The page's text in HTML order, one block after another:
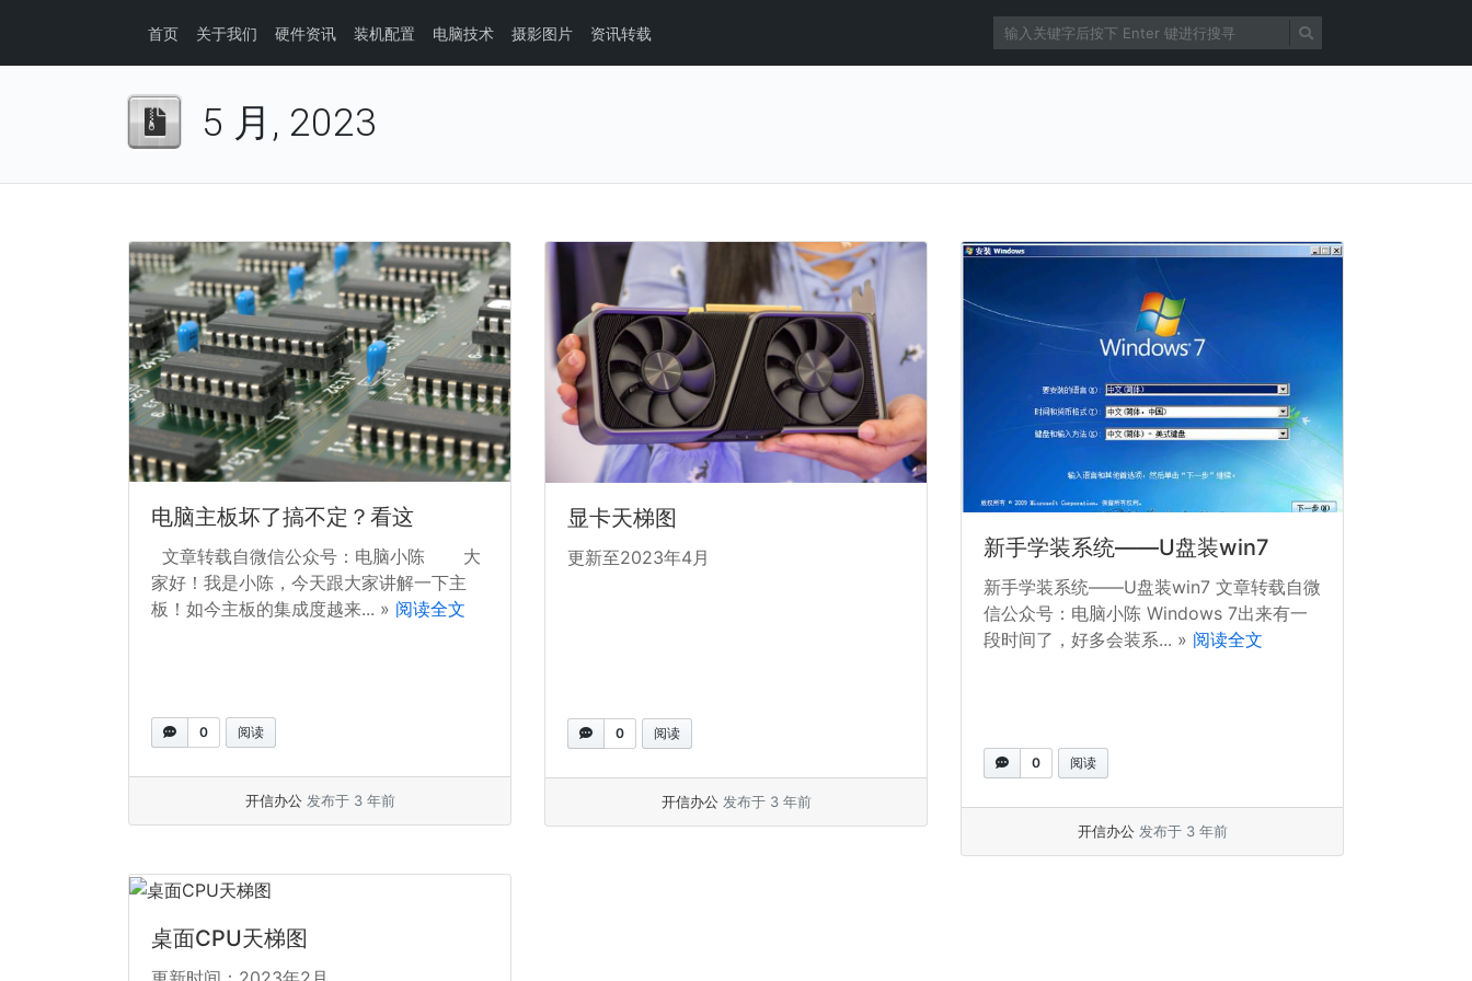
首页 关于我们 硬件资讯 装机配置 电脑技术 摄影图片 资讯转载
5 月, 2023
电脑主板坏了搞不定？看这
文章转载自微信公众号：电脑小陈 大
家好！我是小陈，今天跟大家讲解一下主
板！如今主板的集成度越来... » 阅读全文
0 阅读
开信办公 发布于 3 年前
显卡天梯图
更新至2023年4月
0 阅读
开信办公 发布于 3 年前
新手学装系统——U盘装win7
新手学装系统——U盘装win7 文章转载自微
信公众号：电脑小陈 Windows 7出来有一
段时间了，好多会装系... » 阅读全文
0 阅读
开信办公 发布于 3 年前
桌面CPU天梯图